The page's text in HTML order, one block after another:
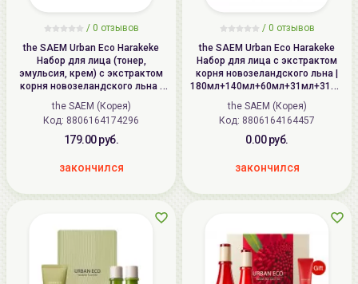
/ 0 отзывов
the SAEM Urban Eco Harakeke
Набор для лица (тонер,
эмульсия, крем) с экстрактом
корня новозеландского льна |
150мл+130мл+50мл+31мл+31мл
| Urban Eco Harakeke Skin Care 3
Set
the SAEM (Корея)
Код: 8806164174296
179.00 руб.
закончился
/ 0 отзывов
the SAEM Urban Eco Harakeke
Набор для лица с экстрактом
корня новозеландского льна |
180мл+140мл+60мл+31мл+31мл
| Urban Eco Harakeke Root Skin
Care 3 Set
the SAEM (Корея)
Код: 8806164164457
0.00 руб.
закончился